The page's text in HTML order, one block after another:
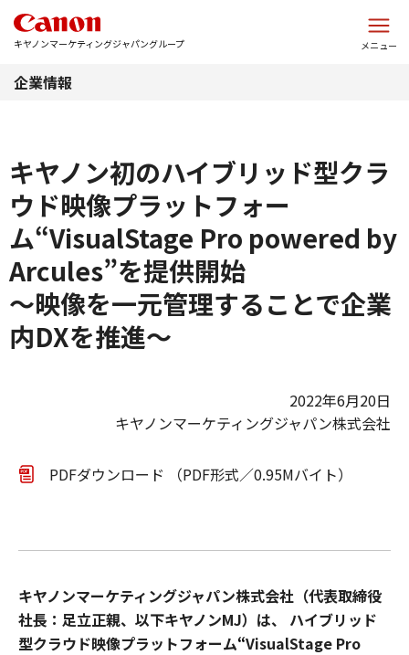
キヤノンマーケティングジャパングループ メニュー
企業情報
キヤノン初のハイブリッド型クラ
ウド映像プラットフォー
ム“VisualStage Pro powered by
Arcules”を提供開始
～映像を一元管理することで企業
内DXを推進～
2022年6月20日
キヤノンマーケティングジャパン株式会社
PDFダウンロード （PDF形式／0.95Mバイト）
キヤノンマーケティングジャパン株式会社（代表取締役
社長：足立正親、以下キヤノンMJ）は、
ハイブリッド
型クラウド映像プラットフォーム“VisualStage Pro